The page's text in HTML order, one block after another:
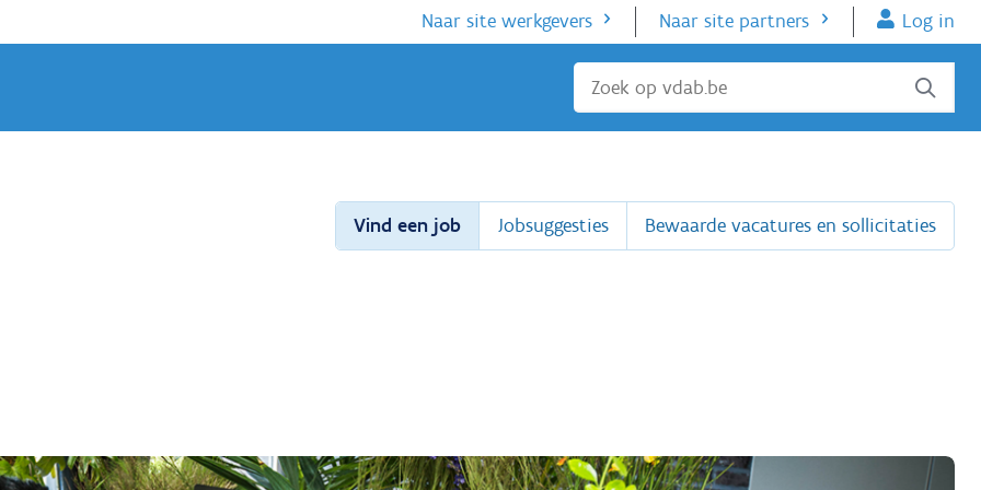
Naar site werkgevers Naar site partners Log in
Sluiten
Vind een job Jobsuggesties Bewaarde vacatures en sollicitaties